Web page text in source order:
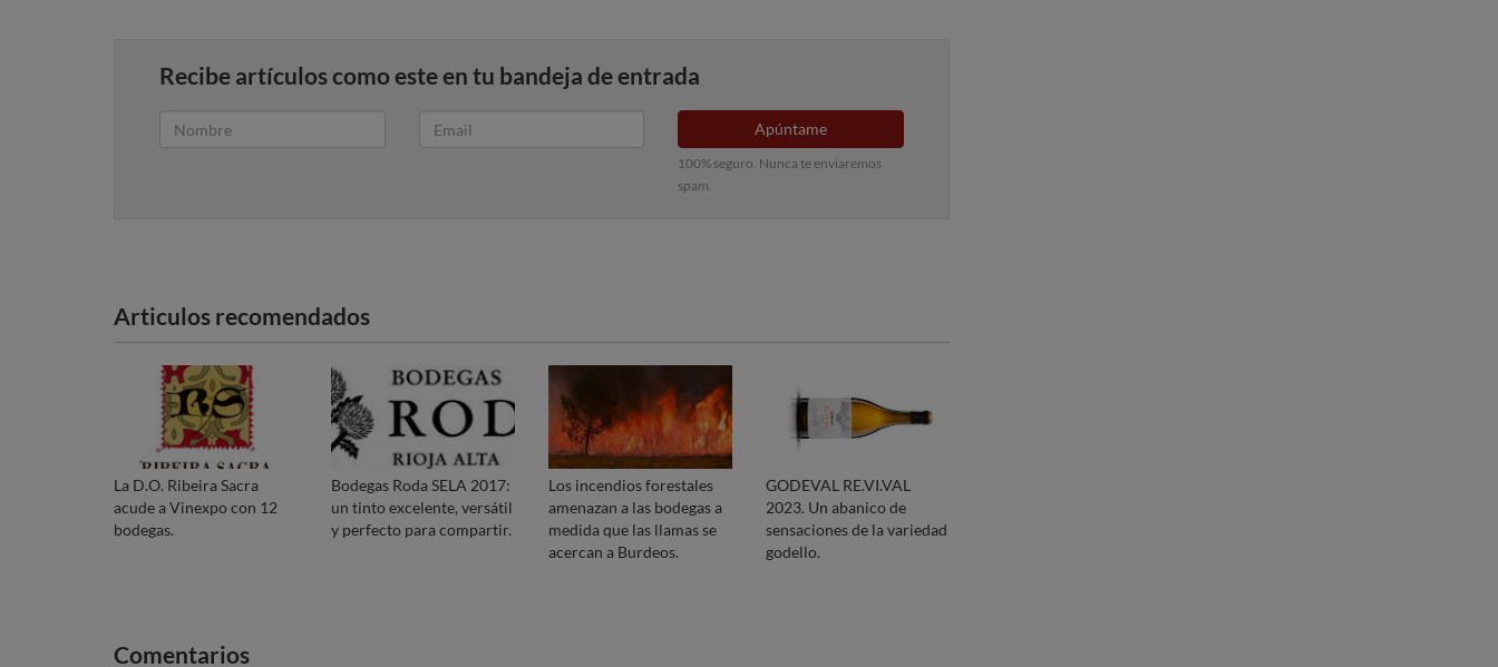
Recibe artículos como este en tu bandeja de entrada
Apúntame
100% seguro. Nunca te enviaremos
spam.
Articulos recomendados
La D.O. Ribeira Sacra
acude a Vinexpo con 12
bodegas.
Bodegas Roda SELA 2017:
un tinto excelente, versátil
y perfecto para compartir.
Los incendios forestales
amenazan a las bodegas a
medida que las llamas se
acercan a Burdeos.
GODEVAL RE.VI.VAL
2023. Un abanico de
sensaciones de la variedad
godello.
Comentarios